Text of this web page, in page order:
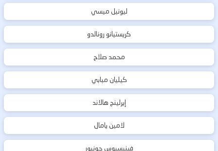
ليونيل ميسي
كريستيانو رونالدو
محمد صلاح
كيليان مبابي
إيرلينج هالاند
لامين يامال
فينيسيوس جونيور